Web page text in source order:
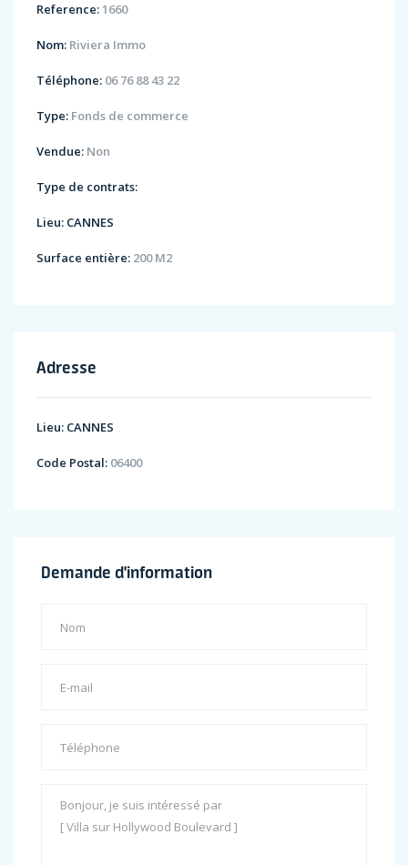
Reference: 1660
Nom: Riviera Immo
Téléphone: 06 76 88 43 22
Type: Fonds de commerce
Vendue: Non
Type de contrats:
Lieu: CANNES
Surface entière: 200 M2
Adresse
Lieu: CANNES
Code Postal: 06400
Demande d'information